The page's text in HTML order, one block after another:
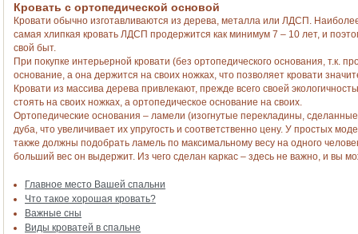
Кровать с ортопедической основой
Кровати обычно изготавливаются из дерева, металла или ЛДСП.
самая хлипкая кровать ЛДСП продержится как минимум 7 – 10 лет, и
свой быт.
При покупке интерьерной кровати (без ортопедического основания, т.к.
основание, а она держится на своих ножках, что позволяет кровати
Кровати из массива дерева привлекают, прежде всего своей
стоять на своих ножках, а ортопедическое основание на своих.
Ортопедические основания – ламели (изогнутые перекладины,
дуба, что увеличивает их упругость и соответственно цену. У простых
также должны подобрать ламель по максимальному весу на одного
больший вес он выдержит. Из чего сделан каркас – здесь не важно, и вы
Главное место Вашей спальни
Что такое хорошая кровать?
Важные сны
Виды кроватей в спальне